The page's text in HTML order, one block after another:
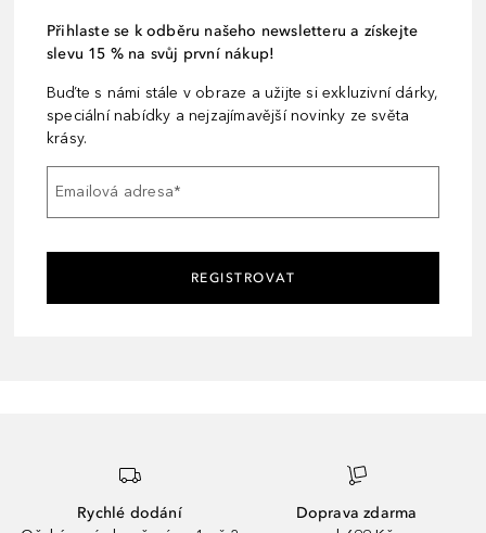
Přihlaste se k odběru našeho newsletteru a získejte
slevu 15 % na svůj první nákup!
Buďte s námi stále v obraze a užijte si exkluzivní dárky,
speciální nabídky a nejzajímavější novinky ze světa
krásy.
Emailová adresa*
REGISTROVAT
Rychlé dodání
Doprava zdarma